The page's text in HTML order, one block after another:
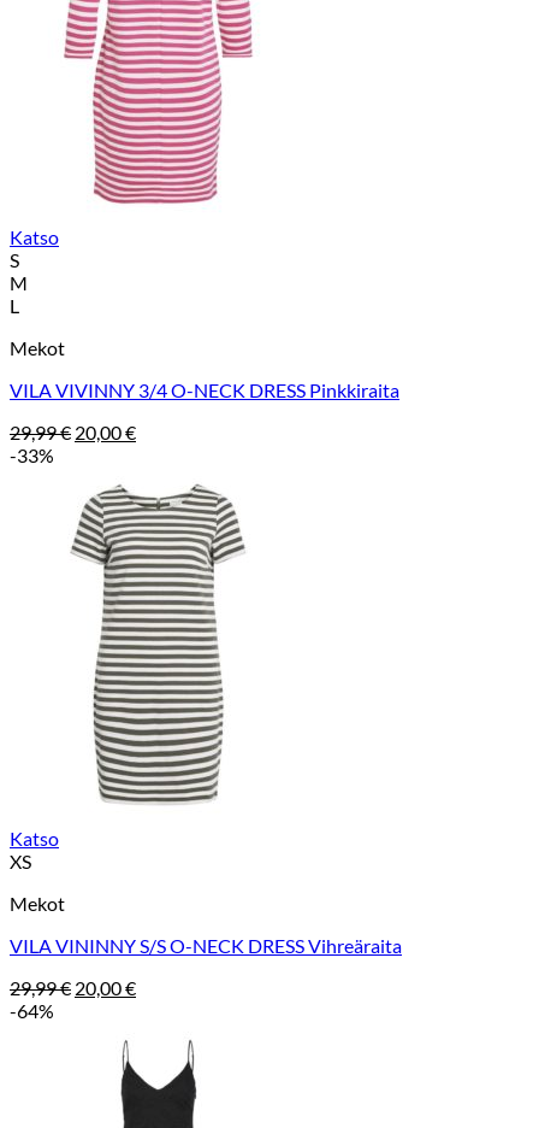
Katso
S
M
L
Mekot
VILA VIVINNY 3/4 O-NECK DRESS Pinkkiraita
29,99€ Alkuperäinen
29,99 €.
20,00€Nykyinen
20,00 €.
-33%
Katso
XS
Mekot
VILA VININNY S/S O-NECK DRESS Vihreäraita
29,99€ Alkuperäinen
29,99 €.
20,00€Nykyinen
20,00 €.
-64%